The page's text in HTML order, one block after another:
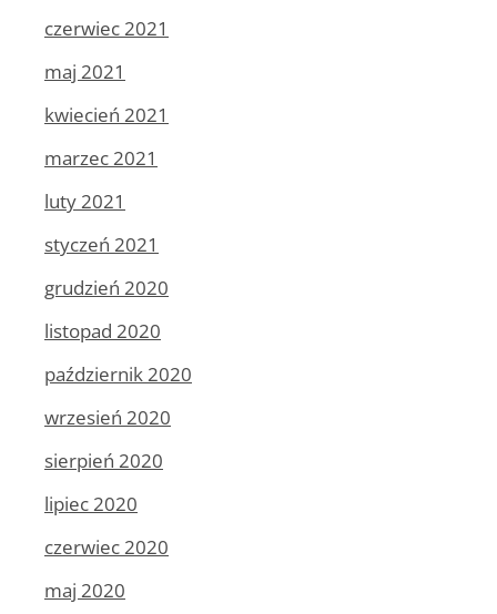
czerwiec 2021
maj 2021
kwiecień 2021
marzec 2021
luty 2021
styczeń 2021
grudzień 2020
listopad 2020
październik 2020
wrzesień 2020
sierpień 2020
lipiec 2020
czerwiec 2020
maj 2020